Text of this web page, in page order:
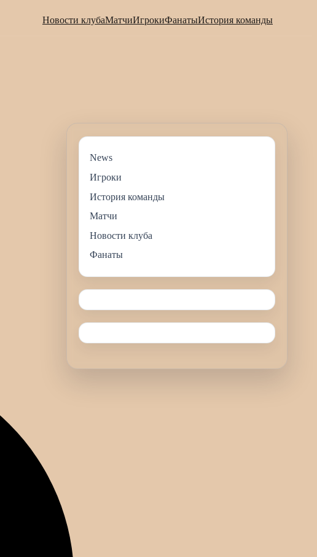
Новости клубаМатчиИгрокиФанатыИстория команды
News
Игроки
История команды
Матчи
Новости клуба
Фанаты